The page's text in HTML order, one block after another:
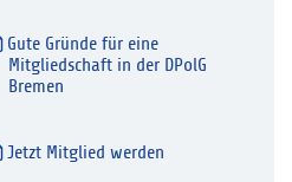
Gute Gründe für eine
Mitgliedschaft in der DPolG
Bremen
Jetzt Mitglied werden